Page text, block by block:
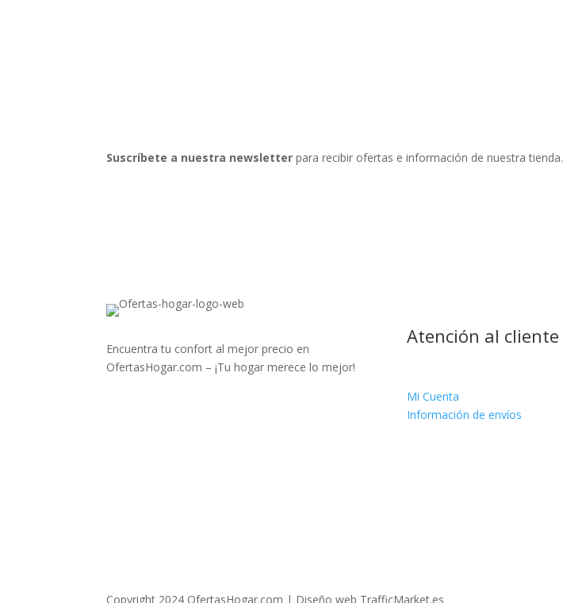
Suscríbete a nuestra newsletter para recibir ofertas e información de nuestra tienda.
Encuentra tu confort al mejor precio en
OfertasHogar.com – ¡Tu hogar merece lo mejor!
Atención al cliente
Mi Cuenta
Información de envíos
Copyright 2024 OfertasHogar.com | Diseño web TrafficMarket.es